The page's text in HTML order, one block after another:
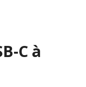
C à